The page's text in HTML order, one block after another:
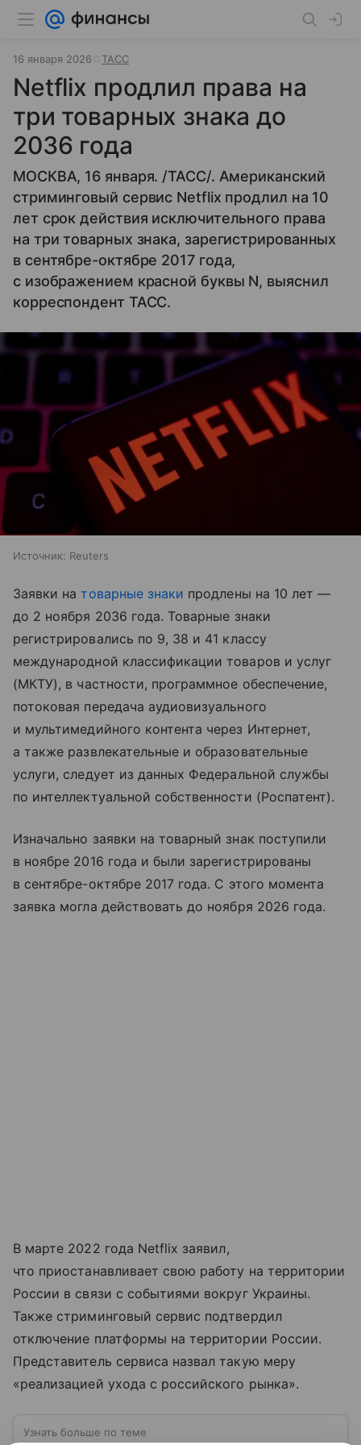
16 января 2026 ТАСС
Netflix продлил права на
три товарных знака до
2036 года
МОСКВА, 16 января. /ТАСС/. Американский
стриминговый сервис Netflix продлил на 10
лет срок действия исключительного права
на три товарных знака, зарегистрированных
в сентябре-октябре 2017 года,
с изображением красной буквы N, выяснил
корреспондент ТАСС.
Источник: Reuters
Заявки натоварные знаки продлены на 10 лет —
до 2 ноября 2036 года. Товарные знаки
регистрировались по 9, 38 и 41 классу
международной классификации товаров и услуг
(МКТУ), в частности, программное обеспечение,
потоковая передача аудиовизуального
и мультимедийного контента через Интернет,
а также развлекательные и образовательные
услуги, следует из данных Федеральной службы
по интеллектуальной собственности (Роспатент).
Изначально заявки на товарный знак поступили
в ноябре 2016 года и были зарегистрированы
в сентябре-октябре 2017 года. С этого момента
заявка могла действовать до ноября 2026 года.
В марте 2022 года Netflix заявил,
что приостанавливает свою работу на территории
России в связи с событиями вокруг Украины.
Также стриминговый сервис подтвердил
отключение платформы на территории России.
Представитель сервиса назвал такую меру
«реализацией ухода с российского рынка».
Узнать больше по теме